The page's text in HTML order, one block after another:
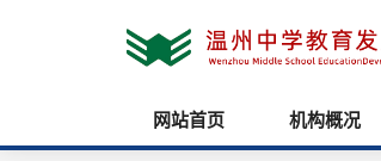
网站首页 机构概况